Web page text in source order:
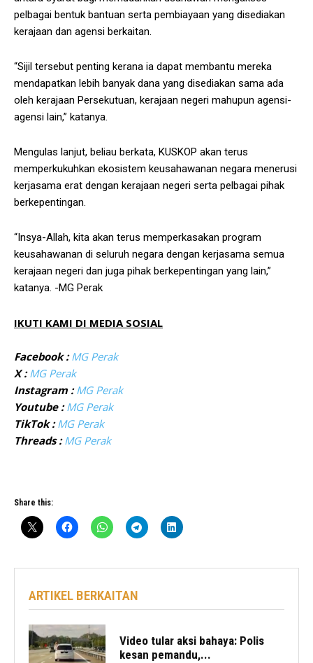
pelbagai bentuk bantuan serta pembiayaan yang disediakan
kerajaan dan agensi berkaitan.
“Sijil tersebut penting kerana ia dapat membantu mereka
mendapatkan lebih banyak dana yang disediakan sama ada
oleh kerajaan Persekutuan, kerajaan negeri mahupun agensi-
agensi lain,” katanya.
Mengulas lanjut, beliau berkata, KUSKOP akan terus
memperkukuhkan ekosistem keusahawanan negara menerusi
kerjasama erat dengan kerajaan negeri serta pelbagai pihak
berkepentingan.
“Insya-Allah, kita akan terus memperkasakan program
keusahawanan di seluruh negara dengan kerjasama semua
kerajaan negeri dan juga pihak berkepentingan yang lain,”
katanya. -MG Perak
IKUTI KAMI DI MEDIA SOSIAL
Facebook : MG Perak
X : MG Perak
Instagram : MG Perak
Youtube : MG Perak
TikTok : MG Perak
Threads : MG Perak
Share this:
ARTIKEL BERKAITAN
Video tular aksi bahaya: Polis
kesan pemandu,...